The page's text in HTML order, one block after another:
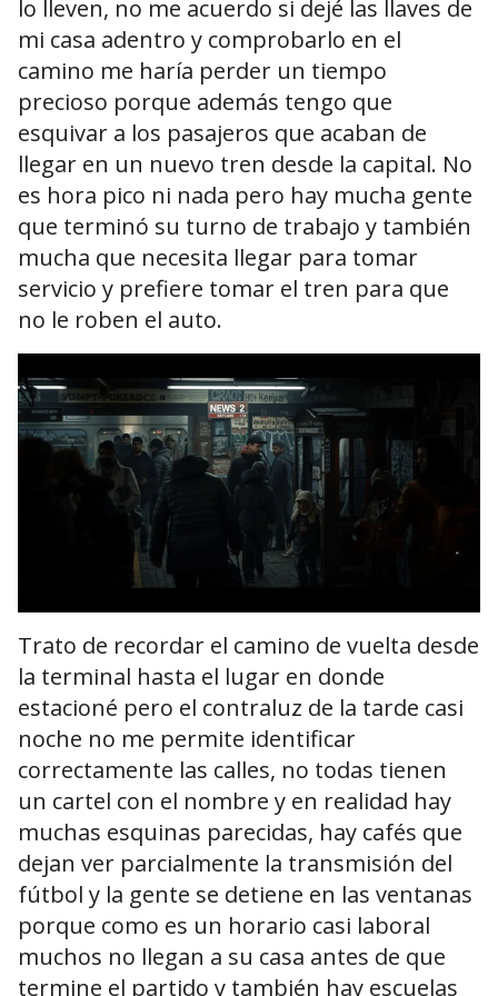
lo lleven, no me acuerdo si dejé las llaves de
mi casa adentro y comprobarlo en el
camino me haría perder un tiempo
precioso porque además tengo que
esquivar a los pasajeros que acaban de
llegar en un nuevo tren desde la capital. No
es hora pico ni nada pero hay mucha gente
que terminó su turno de trabajo y también
mucha que necesita llegar para tomar
servicio y prefiere tomar el tren para que
no le roben el auto.
Trato de recordar el camino de vuelta desde
la terminal hasta el lugar en donde
estacioné pero el contraluz de la tarde casi
noche no me permite identificar
correctamente las calles, no todas tienen
un cartel con el nombre y en realidad hay
muchas esquinas parecidas, hay cafés que
dejan ver parcialmente la transmisión del
fútbol y la gente se detiene en las ventanas
porque como es un horario casi laboral
muchos no llegan a su casa antes de que
termine el partido y también hay escuelas